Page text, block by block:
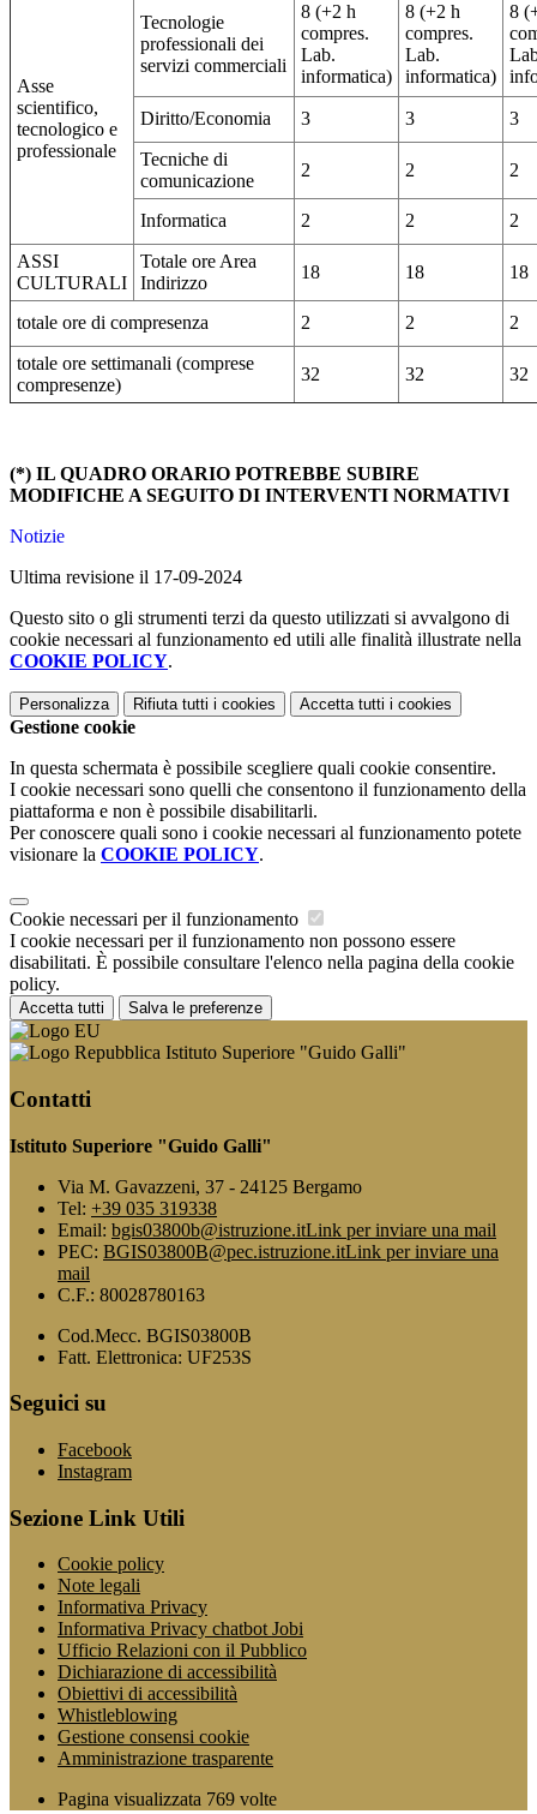
Asse
scientifico,
tecnologico e
professionale
Tecnologie
professionali dei
servizi commerciali
8 (+2 h
compres.
Lab.
informatica)
8 (+2 h
compres.
Lab.
informatica)
8
Diritto/Economia 3 3
3
Tecniche di
comunicazione
2 2 2
Informatica 2 2
2
ASSI
CULTURALI
Totale ore Area
Indirizzo
18 18 18
totale ore di compresenza 2 2
2
totale ore settimanali (comprese
compresenze)
32 32 32
(*) IL QUADRO ORARIO POTREBBE SUBIRE
MODIFICHE A SEGUITO DI INTERVENTI NORMATIVI
Notizie
Ultima revisione il 17-09-2024
Questo sito o gli strumenti terzi da questo utilizzati si avvalgono di
cookie necessari al funzionamento ed utili alle finalità illustrate nella
COOKIE POLICY.
Personalizza Rifiuta tutti i cookies Accetta tutti i cookies
Gestione cookie
In questa schermata è possibile scegliere quali cookie consentire.
I cookie necessari sono quelli che consentono il funzionamento della
piattaforma e non è possibile disabilitarli.
Per conoscere quali sono i cookie necessari al funzionamento potete
visionare la COOKIE POLICY.
Cookie necessari per il funzionamento
I cookie necessari per il funzionamento non possono essere
disabilitati. È possibile consultare l'elenco nella pagina della cookie
policy.
Accetta tutti Salva le preferenze
Istituto Superiore "Guido Galli"
Contatti
Istituto Superiore "Guido Galli"
Via M. Gavazzeni, 37 - 24125 Bergamo
Tel: +39 035 319338
Email: bgis03800b@istruzione.itLink per inviare una mail
PEC: BGIS03800B@pec.istruzione.itLink per inviare una
mail
C.F.: 80028780163
Cod.Mecc. BGIS03800B
Fatt. Elettronica: UF253S
Seguici su
Facebook
Instagram
Sezione Link Utili
Cookie policy
Note legali
Informativa Privacy
Informativa Privacy chatbot Jobi
Ufficio Relazioni con il Pubblico
Dichiarazione di accessibilità
Obiettivi di accessibilità
Whistleblowing
Gestione consensi cookie
Amministrazione trasparente
Pagina visualizzata 769 volte